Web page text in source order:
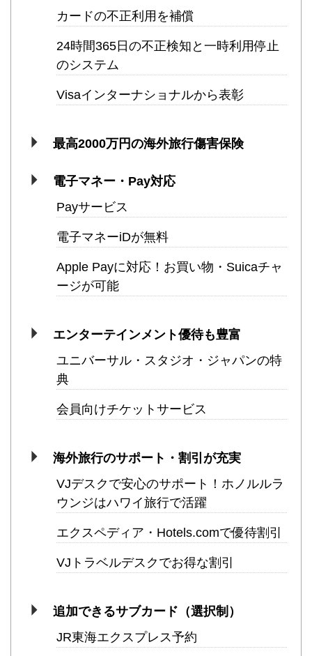
カードの不正利用を補償
24時間365日の不正検知と一時利用停止
のシステム
Visaインターナショナルから表彰
最高2000万円の海外旅行傷害保険
電子マネー・Pay対応
Payサービス
電子マネーiDが無料
Apple Payに対応！お買い物・Suicaチャ
ージが可能
エンターテインメント優待も豊富
ユニバーサル・スタジオ・ジャパンの特
典
会員向けチケットサービス
海外旅行のサポート・割引が充実
VJデスクで安心のサポート！ホノルルラ
ウンジはハワイ旅行で活躍
エクスペディア・Hotels.comで優待割引
VJトラベルデスクでお得な割引
追加できるサブカード（選択制）
JR東海エクスプレス予約